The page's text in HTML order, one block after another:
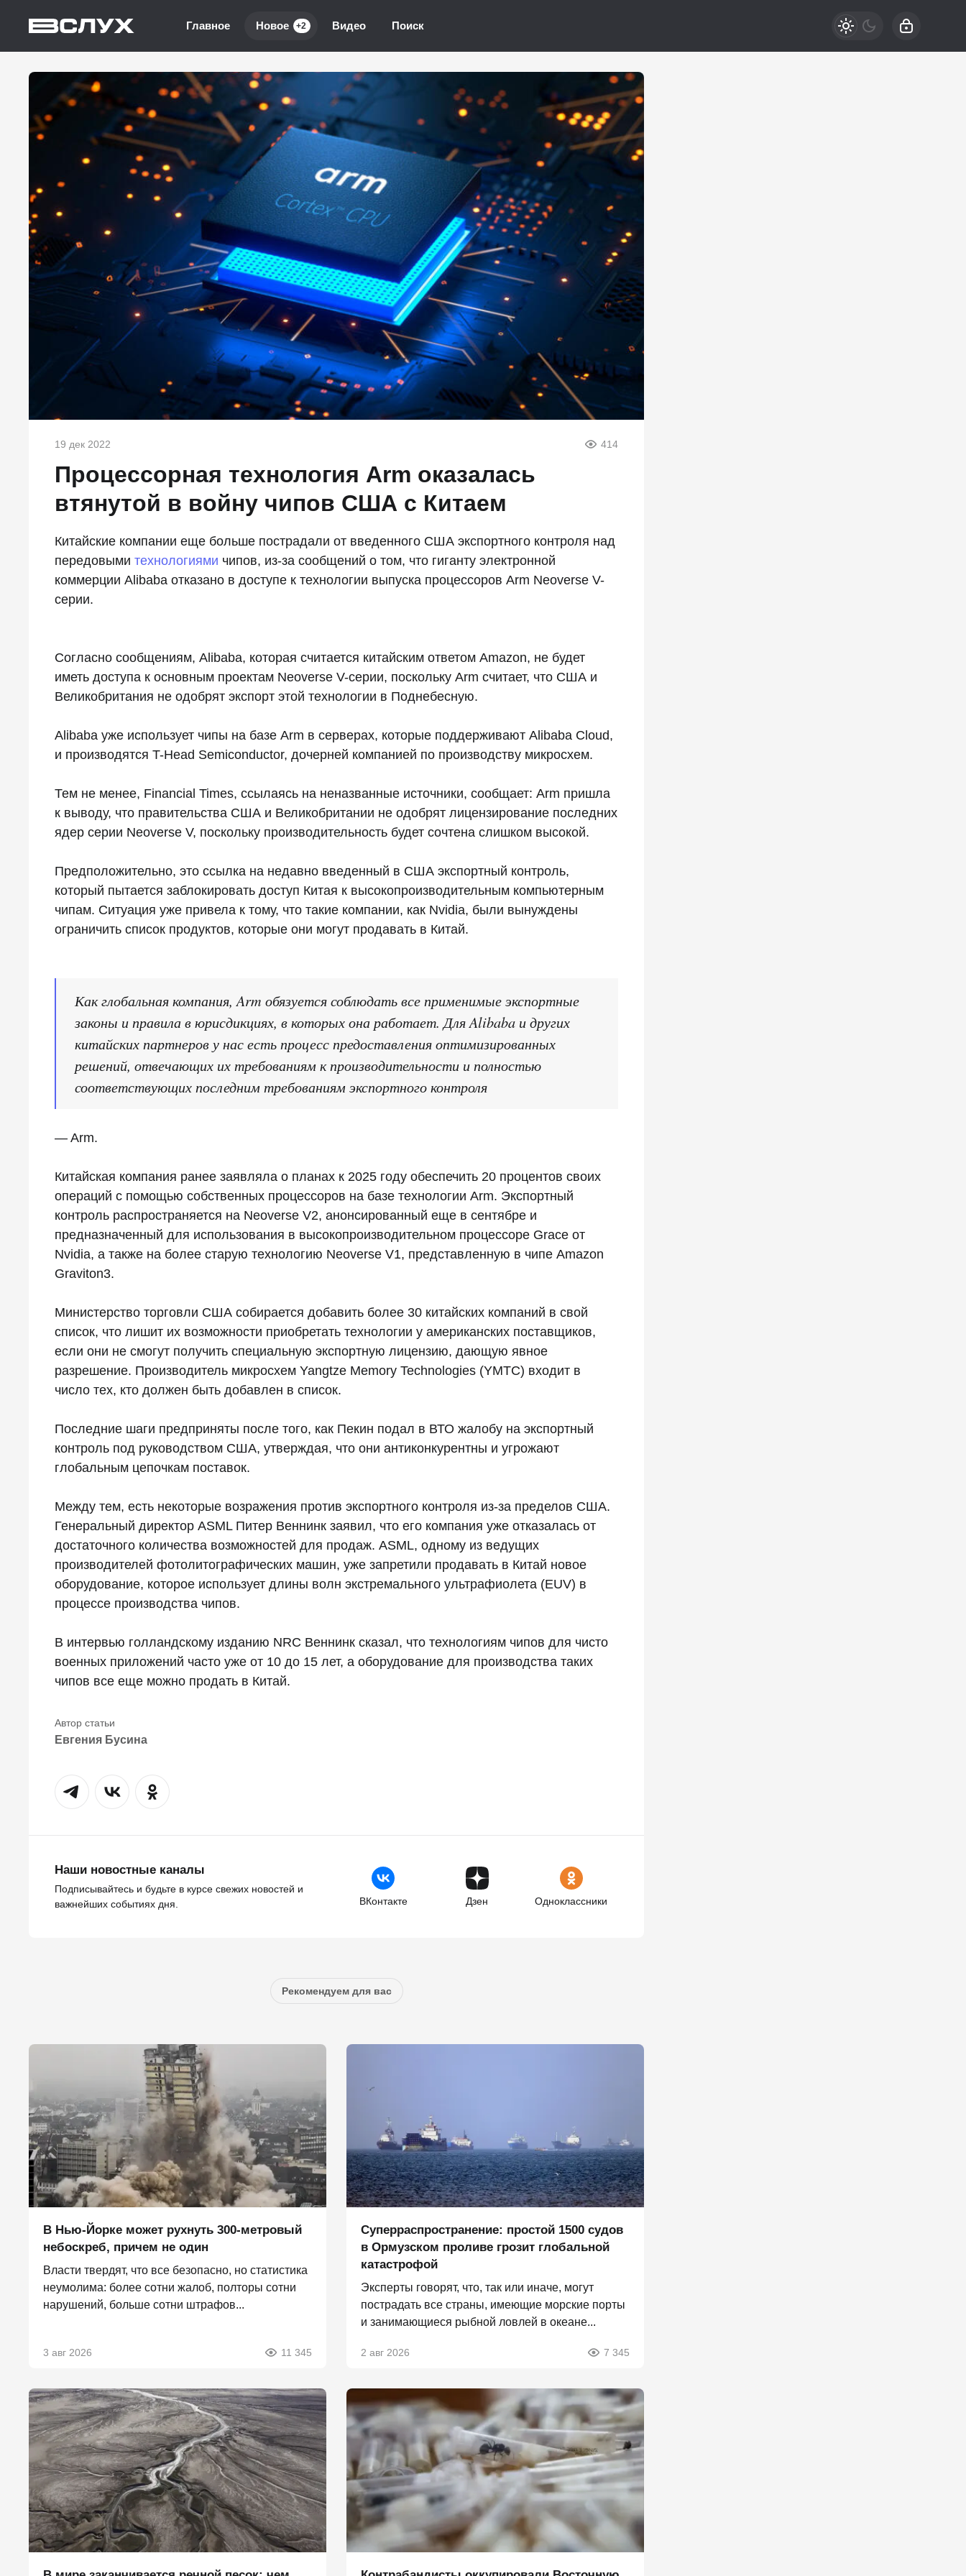
Главное Новое +2 Видео Поиск
19 дек 2022 414
Процессорная технология Arm оказалась
втянутой в войну чипов США с Китаем
Китайские компании еще больше пострадали от введенного США экспортного контроля над
передовыми технологиями чипов, из-за сообщений о том, что гиганту электронной
коммерции Alibaba отказано в доступе к технологии выпуска процессоров Arm Neoverse V-
серии.
Согласно сообщениям, Alibaba, которая считается китайским ответом Amazon, не будет
иметь доступа к основным проектам Neoverse V-серии, поскольку Arm считает, что США и
Великобритания не одобрят экспорт этой технологии в Поднебесную.
Alibaba уже использует чипы на базе Arm в серверах, которые поддерживают Alibaba Cloud,
и производятся T-Head Semiconductor, дочерней компанией по производству микросхем.
Тем не менее, Financial Times, ссылаясь на неназванные источники, сообщает: Arm пришла
к выводу, что правительства США и Великобритании не одобрят лицензирование последних
ядер серии Neoverse V, поскольку производительность будет сочтена слишком высокой.
Предположительно, это ссылка на недавно введенный в США экспортный контроль,
который пытается заблокировать доступ Китая к высокопроизводительным компьютерным
чипам. Ситуация уже привела к тому, что такие компании, как Nvidia, были вынуждены
ограничить список продуктов, которые они могут продавать в Китай.
Как глобальная компания, Arm обязуется соблюдать все применимые экспортные
законы и правила в юрисдикциях, в которых она работает. Для Alibaba и других
китайских партнеров у нас есть процесс предоставления оптимизированных
решений, отвечающих их требованиям к производительности и полностью
соответствующих последним требованиям экспортного контроля
— Arm.
Китайская компания ранее заявляла о планах к 2025 году обеспечить 20 процентов своих
операций с помощью собственных процессоров на базе технологии Arm. Экспортный
контроль распространяется на Neoverse V2, анонсированный еще в сентябре и
предназначенный для использования в высокопроизводительном процессоре Grace от
Nvidia, а также на более старую технологию Neoverse V1, представленную в чипе Amazon
Graviton3.
Министерство торговли США собирается добавить более 30 китайских компаний в свой
список, что лишит их возможности приобретать технологии у американских поставщиков,
если они не смогут получить специальную экспортную лицензию, дающую явное
разрешение. Производитель микросхем Yangtze Memory Technologies (YMTC) входит в
число тех, кто должен быть добавлен в список.
Последние шаги предприняты после того, как Пекин подал в ВТО жалобу на экспортный
контроль под руководством США, утверждая, что они антиконкурентны и угрожают
глобальным цепочкам поставок.
Между тем, есть некоторые возражения против экспортного контроля из-за пределов США.
Генеральный директор ASML Питер Веннинк заявил, что его компания уже отказалась от
достаточного количества возможностей для продаж. ASML, одному из ведущих
производителей фотолитографических машин, уже запретили продавать в Китай новое
оборудование, которое использует длины волн экстремального ультрафиолета (EUV) в
процессе производства чипов.
В интервью голландскому изданию NRC Веннинк сказал, что технологиям чипов для чисто
военных приложений часто уже от 10 до 15 лет, а оборудование для производства таких
чипов все еще можно продать в Китай.
Евгения Бусина
Наши новостные каналы
Подписывайтесь и будьте в курсе свежих новостей и
важнейших событиях дня.
ВКонтакте Дзен Одноклассники
Рекомендуем для вас
В Нью-Йорке может рухнуть 300-метровый
небоскреб, причем не один
Власти твердят, что все безопасно, но статистика
неумолима: более сотни жалоб, полторы сотни
нарушений, больше сотни штрафов...
3 авг 2026 11 345
Суперраспространение: простой 1500 судов
в Ормузском проливе грозит глобальной
катастрофой
Эксперты говорят, что, так или иначе, могут
пострадать все страны, имеющие морские порты
и занимающиеся рыбной ловлей в океане...
2 авг 2026 7 345